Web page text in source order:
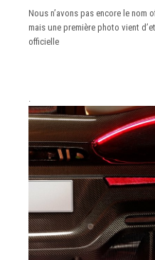
Nous n’avons pas encore le nom
mais une première photo vient
officielle
.